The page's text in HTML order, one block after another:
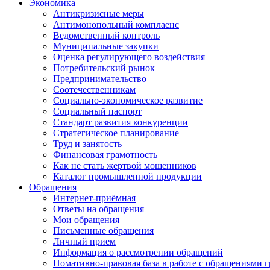
Экономика
Антикризисные меры
Антимонопольный комплаенс
Ведомственный контроль
Муниципальные закупки
Оценка регулирующего воздействия
Потребительский рынок
Предпринимательство
Соотечественникам
Социально-экономическое развитие
Социальный паспорт
Стандарт развития конкуренции
Стратегическое планирование
Труд и занятость
Финансовая грамотность
Как не стать жертвой мошенников
Каталог промышленной продукции
Обращения
Интернет-приёмная
Ответы на обращения
Мои обращения
Письменные обращения
Личный прием
Информация о рассмотрении обращений
Номативно-правовая база в работе с обращениями